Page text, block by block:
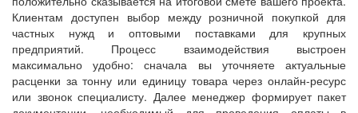
Клиентам доступен выбор между розничной покупкой для
частных нужд и оптовыми поставками для крупных
предприятий. Процесс взаимодействия выстроен
максимально удобно: сначала вы уточняете актуальные
расценки за тонну или единицу товара через онлайн-ресурс
или звонок специалисту. Далее менеджер формирует пакет